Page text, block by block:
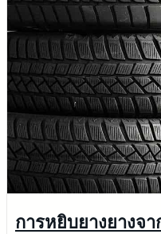
การหยิบยางยางจ